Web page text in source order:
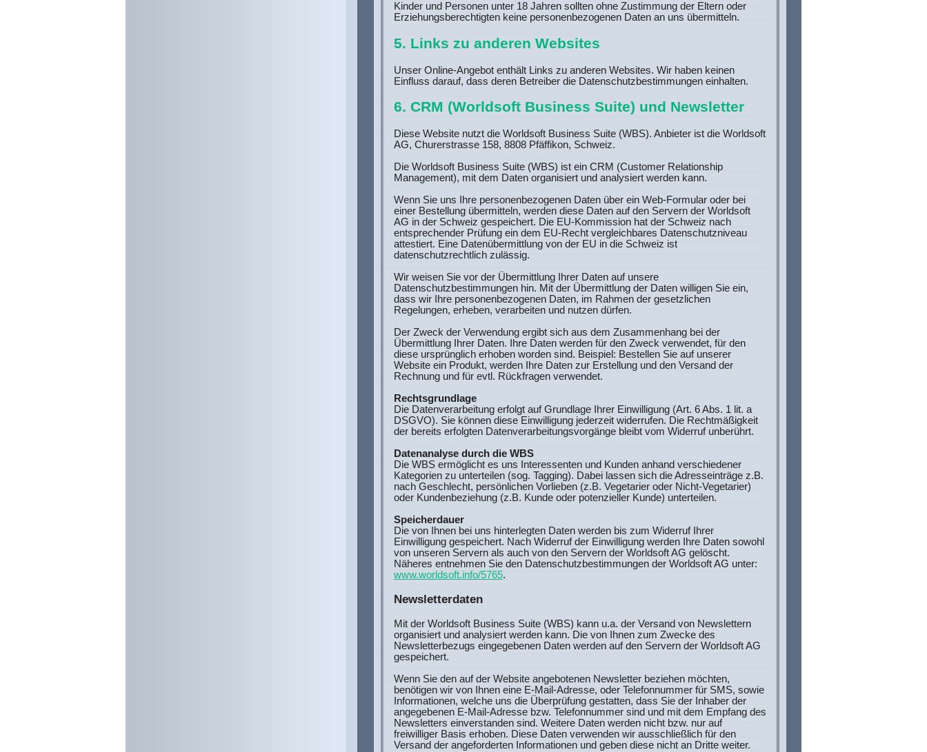
Kinder und Personen unter 18 Jahren sollten ohne Zustimmung der Eltern oder
Erziehungsberechtigten keine personenbezogenen Daten an uns übermitteln.
5. Links zu anderen Websites
Unser Online-Angebot enthält Links zu anderen Websites. Wir haben keinen
Einfluss darauf, dass deren Betreiber die Datenschutzbestimmungen einhalten.
6. CRM (Worldsoft Business Suite) und Newsletter
Diese Website nutzt die Worldsoft Business Suite (WBS). Anbieter ist die Worldsoft
AG, Churerstrasse 158, 8808 Pfäffikon, Schweiz.
Die Worldsoft Business Suite (WBS) ist ein CRM (Customer Relationship
Management), mit dem Daten organisiert und analysiert werden kann.
Wenn Sie uns Ihre personenbezogenen Daten über ein Web-Formular oder bei
einer Bestellung übermitteln, werden diese Daten auf den Servern der Worldsoft
AG in der Schweiz gespeichert. Die EU-Kommission hat der Schweiz nach
entsprechender Prüfung ein dem EU-Recht vergleichbares Datenschutzniveau
attestiert. Eine Datenübermittlung von der EU in die Schweiz ist
datenschutzrechtlich zulässig.
Wir weisen Sie vor der Übermittlung Ihrer Daten auf unsere
Datenschutzbestimmungen hin. Mit der Übermittlung der Daten willigen Sie ein,
dass wir Ihre personenbezogenen Daten, im Rahmen der gesetzlichen
Regelungen, erheben, verarbeiten und nutzen dürfen.
Der Zweck der Verwendung ergibt sich aus dem Zusammenhang bei der
Übermittlung Ihrer Daten. Ihre Daten werden für den Zweck verwendet, für den
diese ursprünglich erhoben worden sind. Beispiel: Bestellen Sie auf unserer
Website ein Produkt, werden Ihre Daten zur Erstellung und den Versand der
Rechnung und für evtl. Rückfragen verwendet.
Rechtsgrundlage
Die Datenverarbeitung erfolgt auf Grundlage Ihrer Einwilligung (Art. 6 Abs. 1 lit. a
DSGVO). Sie können diese Einwilligung jederzeit widerrufen. Die Rechtmäßigkeit
der bereits erfolgten Datenverarbeitungsvorgänge bleibt vom Widerruf unberührt.
Datenanalyse durch die WBS
Die WBS ermöglicht es uns Interessenten und Kunden anhand verschiedener
Kategorien zu unterteilen (sog. Tagging). Dabei lassen sich die Adresseinträge z.B.
nach Geschlecht, persönlichen Vorlieben (z.B. Vegetarier oder Nicht-Vegetarier)
oder Kundenbeziehung (z.B. Kunde oder potenzieller Kunde) unterteilen.
Speicherdauer
Die von Ihnen bei uns hinterlegten Daten werden bis zum Widerruf Ihrer
Einwilligung gespeichert. Nach Widerruf der Einwilligung werden Ihre Daten sowohl
von unseren Servern als auch von den Servern der Worldsoft AG gelöscht.
Näheres entnehmen Sie den Datenschutzbestimmungen der Worldsoft AG unter:
www.worldsoft.info/5765.
Newsletterdaten
Mit der Worldsoft Business Suite (WBS) kann u.a. der Versand von Newslettern
organisiert und analysiert werden kann. Die von Ihnen zum Zwecke des
Newsletterbezugs eingegebenen Daten werden auf den Servern der Worldsoft AG
gespeichert.
Wenn Sie den auf der Website angebotenen Newsletter beziehen möchten,
benötigen wir von Ihnen eine E-Mail-Adresse, oder Telefonnummer für SMS, sowie
Informationen, welche uns die Überprüfung gestatten, dass Sie der Inhaber der
angegebenen E-Mail-Adresse bzw. Telefonnummer sind und mit dem Empfang des
Newsletters einverstanden sind. Weitere Daten werden nicht bzw. nur auf
freiwilliger Basis erhoben. Diese Daten verwenden wir ausschließlich für den
Versand der angeforderten Informationen und geben diese nicht an Dritte weiter.